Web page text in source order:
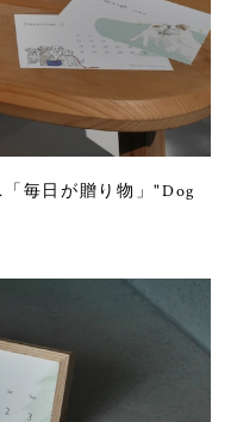
毎日が贈り物」"Dog